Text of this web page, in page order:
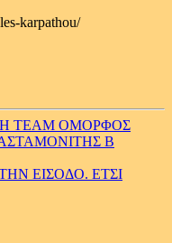
karpathou/
TEAM ΟΜΟΡΦΟΣ
Β
ΕΙΣΟΔΟ. ΕΤΣΙ